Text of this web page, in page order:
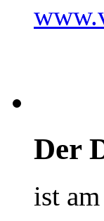
Der
ist